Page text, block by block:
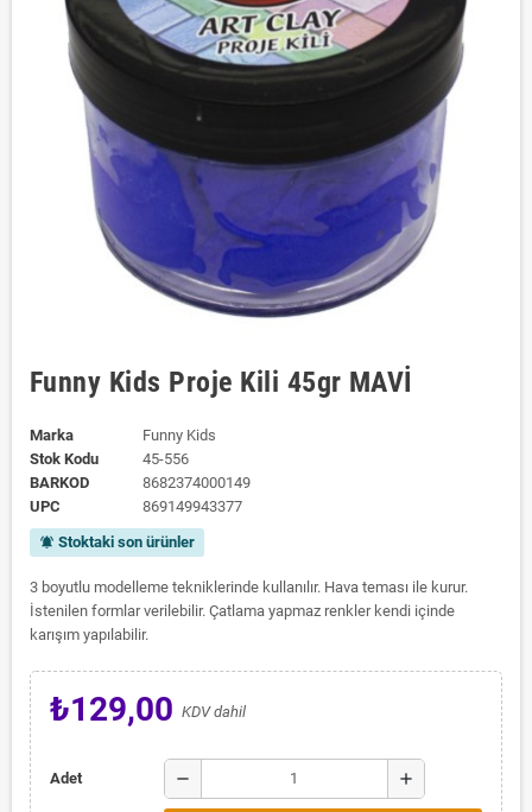
Funny Kids Proje Kili 45gr MAVİ
Marka
Funny Kids
Stok Kodu
45-556
BARKOD
8682374000149
UPC
869149943377
notifications_active Stoktaki son ürünler
3 boyutlu modelleme tekniklerinde kullanılır. Hava teması ile kurur.
İstenilen formlar verilebilir. Çatlama yapmaz renkler kendi içinde
karışım yapılabilir.
₺129,00 KDV dahil
Adet remove add